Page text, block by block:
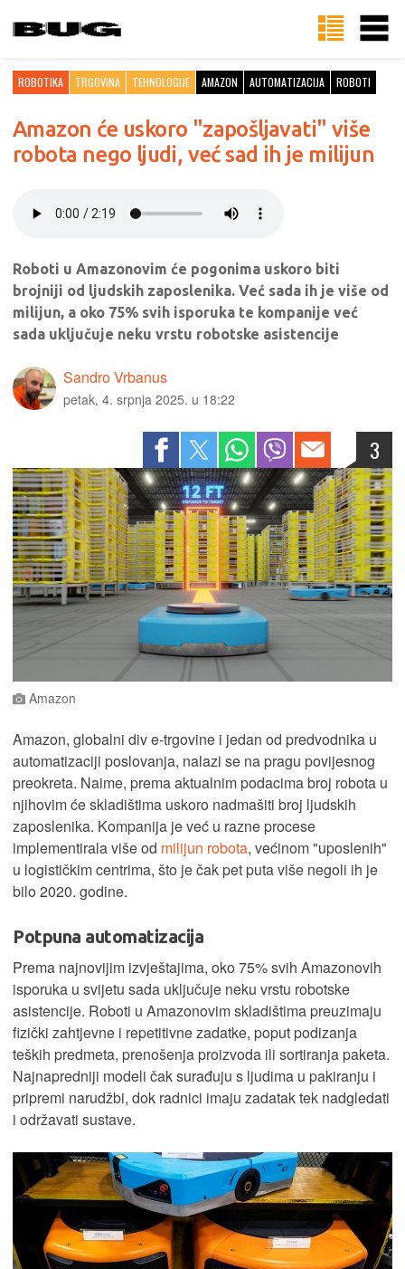
ROBOTIKA TRGOVINA TEHNOLOGIJE AMAZON AUTOMATIZACIJA ROBOTI
Amazon će uskoro "zapošljavati" više
robota nego ljudi, već sad ih je milijun
Roboti u Amazonovim će pogonima uskoro biti
brojniji od ljudskih zaposlenika. Već sada ih je više od
milijun, a oko 75% svih isporuka te kompanije već
sada uključuje neku vrstu robotske asistencije
Sandro Vrbanus
petak, 4. srpnja 2025. u 18:22
3
Amazon
Amazon, globalni div e-trgovine i jedan od predvodnika u
automatizaciji poslovanja, nalazi se na pragu povijesnog
preokreta. Naime, prema aktualnim podacima broj robota u
njihovim će skladištima uskoro nadmašiti broj ljudskih
zaposlenika. Kompanija je već u razne procese
implementirala više od milijun robota, većinom "uposlenih"
u logističkim centrima, što je čak pet puta više negoli ih je
bilo 2020. godine.
Potpuna automatizacija
Prema najnovijim izvještajima, oko 75% svih Amazonovih
isporuka u svijetu sada uključuje neku vrstu robotske
asistencije. Roboti u Amazonovim skladištima preuzimaju
fizički zahtjevne i repetitivne zadatke, poput podizanja
teških predmeta, prenošenja proizvoda ili sortiranja paketa.
Najnapredniji modeli čak surađuju s ljudima u pakiranju i
pripremi narudžbi, dok radnici imaju zadatak tek nadgledati
i održavati sustave.